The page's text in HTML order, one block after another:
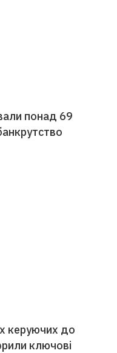
понад 69
керуючих до
ключові